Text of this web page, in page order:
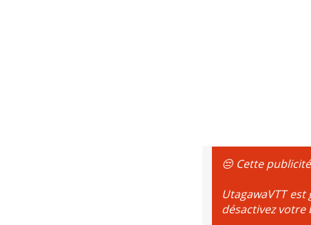
😔 Cette
UtagawaVTT
désactivez